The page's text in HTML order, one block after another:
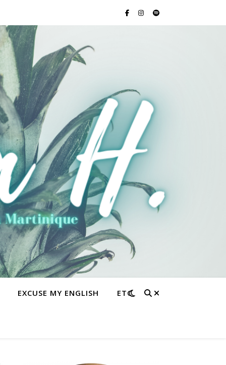
EXCUSE MY ENGLISH ETC